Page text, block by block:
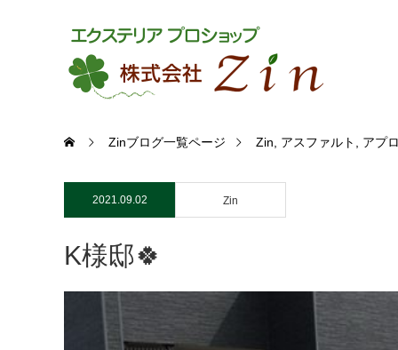
Zinブログ一覧ページ Zin アスファルト アプ
2021.09.02 Zin
K様邸🍀